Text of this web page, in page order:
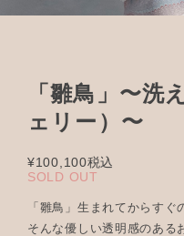
「雛鳥」〜洗
ェリー）〜
¥100,100税込
SOLD OUT
「雛鳥」生まれてからすぐ
そんな優しい透明感のある